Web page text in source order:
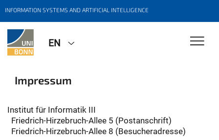
INFORMATION SYSTEMS AND ARTIFICIAL INTELLIGENCE
EN
Impressum
Institut für Informatik III
Friedrich-Hirzebruch-Allee 5 (Postanschrift)
Friedrich-Hirzebruch-Allee 8 (Besucheradresse)